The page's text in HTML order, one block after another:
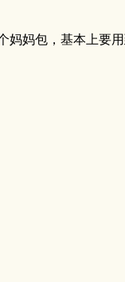
妈包，基本上要